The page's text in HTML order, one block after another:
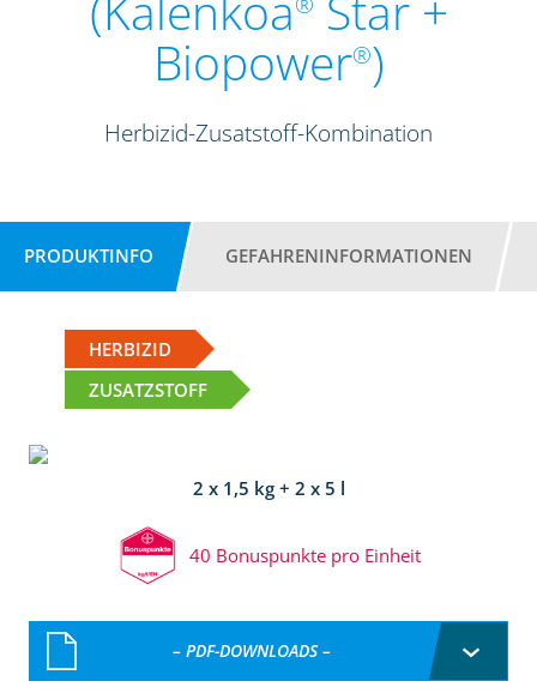
Biopower®)
Herbizid-Zusatstoff-Kombination
PRODUKTINFO GEFAHRENINFORMATIONEN
HERBIZID
ZUSATZSTOFF
2 x 1,5 kg + 2 x 5 l
40 Bonuspunkte pro Einheit
– PDF-DOWNLOADS –